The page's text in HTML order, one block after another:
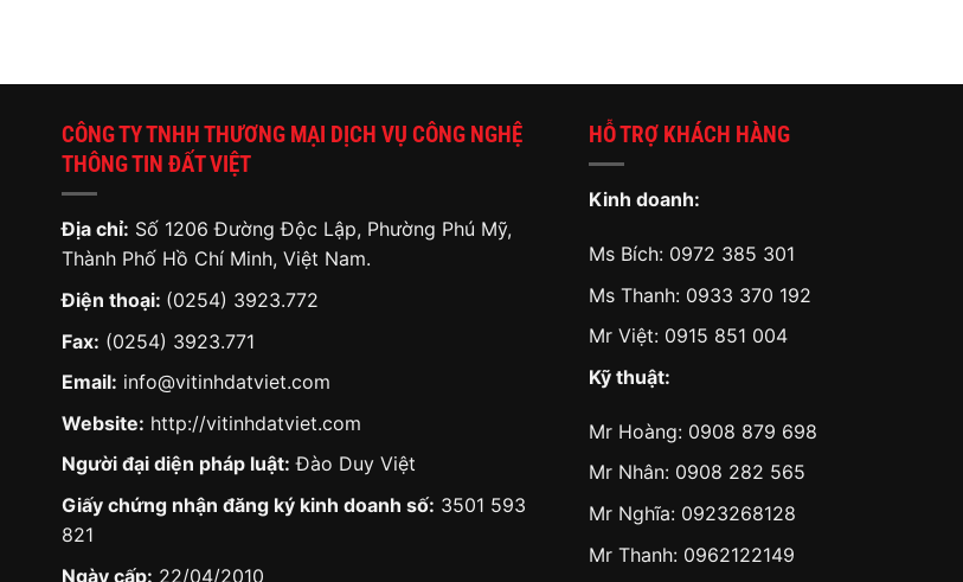
CÔNG TY TNHH THƯƠNG MẠI DỊCH VỤ CÔNG NGHỆ
THÔNG TIN ĐẤT VIỆT
Địa chỉ: Số 1206 Đường Độc Lập, Phường Phú Mỹ,
Thành Phố Hồ Chí Minh, Việt Nam.
Điện thoại: (0254) 3923.772
Fax: (0254) 3923.771
Email: info@vitinhdatviet.com
Website: http://vitinhdatviet.com
Người đại diện pháp luật: Đào Duy Việt
Giấy chứng nhận đăng ký kinh doanh số: 3501 593
821
Ngày cấp: 22/04/2010
HỖ TRỢ KHÁCH HÀNG
Kinh doanh:
Ms Bích: 0972 385 301
Ms Thanh: 0933 370 192
Mr Việt: 0915 851 004
Kỹ thuật:
Mr Hoàng: 0908 879 698
Mr Nhân: 0908 282 565
Mr Nghĩa: 0923268128
Mr Thanh: 0962122149